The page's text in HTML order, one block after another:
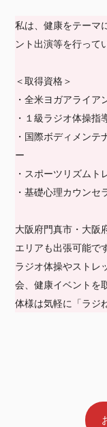
私は、健康をテーマ
ント出演等を行って
＜取得資格＞
・全米ヨガアライア
・１級ラジオ体操指
・国際ボディメン
ー
・スポーツリズム
・基礎心理カウンセ
大阪府門真市・大阪
エリアも出張可能で
ラジオ体操やストレ
会、健康イベントを
体様は気軽に「ラジ